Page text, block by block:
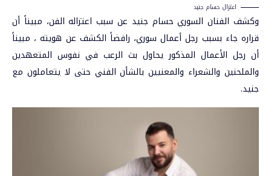
اعتزال حسام جنيد
وكشف الفنان السوري حسام جنيد عن سبب اعتزاله الفن، مبيناً أن
قراره جاء بسبب رجل أعمال سوري، رافضاً الكشف عن هويته ، مبيناً
أن رجل الأعمال المذكور يحاول بث الرعب في نفوس المتعهدين
والملحنين والشعراء والمعنيين بالشأن الفني حتى لا يتعاملون مع
جنيد.